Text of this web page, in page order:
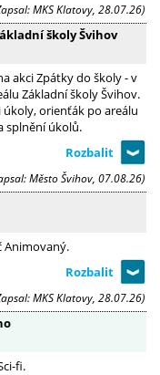
MKS Klatovy, 28.07.26)
školy Švihov
akci Zpátky do školy - v
Základní školy Švihov.
orienťák po areálu
splnění úkolů.
Město Švihov, 07.08.26)
Animovaný.
MKS Klatovy, 28.07.26)
fi.